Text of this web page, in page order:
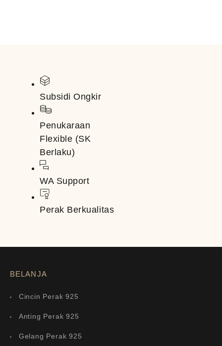
Subsidi Ongkir
Penukaraan
Flexible (SK
Berlaku)
WA Support
Perak Berkualitas
BELANJA
Cincin Perak 925
Anting Perak 925
Gelang Perak 925